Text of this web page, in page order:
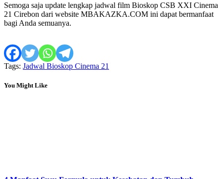
Semoga saja update lengkap jadwal film Bioskop CSB XXI Cinema
21 Cirebon dari website MBAKAZKA.COM ini dapat bermanfaat
bagi Anda semuanya.
Tags: Jadwal Bioskop Cinema 21
You Might Like